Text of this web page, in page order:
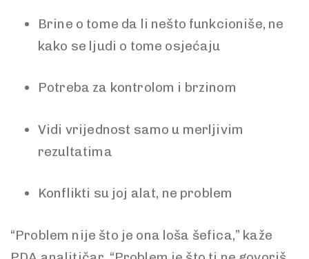
Brine o tome da li nešto funkcioniše, ne
kako se ljudi o tome osjećaju
Potreba za kontrolom i brzinom
Vidi vrijednost samo u merljivim
rezultatima
Konflikti su joj alat, ne problem
“Problem nije što je ona loša šefica,” kaže